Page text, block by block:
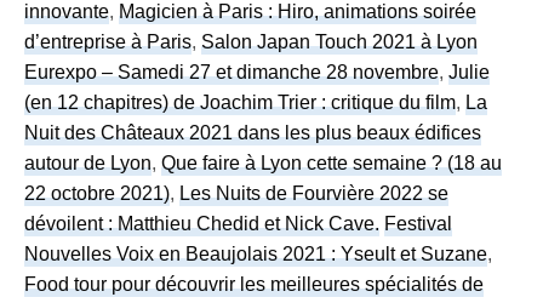
innovante,Magicien à Paris : Hiro, animations soirée
d’entreprise à Paris,Salon Japan Touch 2021 à Lyon
Eurexpo – Samedi 27 et dimanche 28 novembre,Julie
(en 12 chapitres) de Joachim Trier : critique du film,La
Nuit des Châteaux 2021 dans les plus beaux édifices
autour de Lyon,Que faire à Lyon cette semaine ? (18 au
22 octobre 2021),Les Nuits de Fourvière 2022 se
dévoilent : Matthieu Chedid et Nick Cave. Festival
Nouvelles Voix en Beaujolais 2021 : Yseult et Suzane,
Food tour pour découvrir les meilleures spécialités de